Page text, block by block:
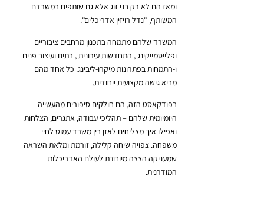
ומאז הם לא רק בני זוג אלא גם שותפים במשרדם
המשותף, "נדל רויזין אדריכלים".
המשרד שלהם מתמחה בתכנון מרחבים ציבוריים
ופלייסמייקינג , התחדשות עירונית , בתים ועיצוב פנים
ו-התמחות בפתרונות מיקרו-ליבינג. כל אחד מהם
מביא גישה מקצועית ייחודית.
בפודקאסט הזה, הם חולקים סיפורים מהעשייה
היומיומית שלהם – תהליכי עבודה, אתגרים, הצלחות
ואפילו איך מצליחים לאזן בין משרד עמוס לחיי
משפחה. צפויה שיחה קלילה, זורמת ומלאת השראה
שמעניקה הצצה מיוחדת לעולם האדריכלות
המודרנית.